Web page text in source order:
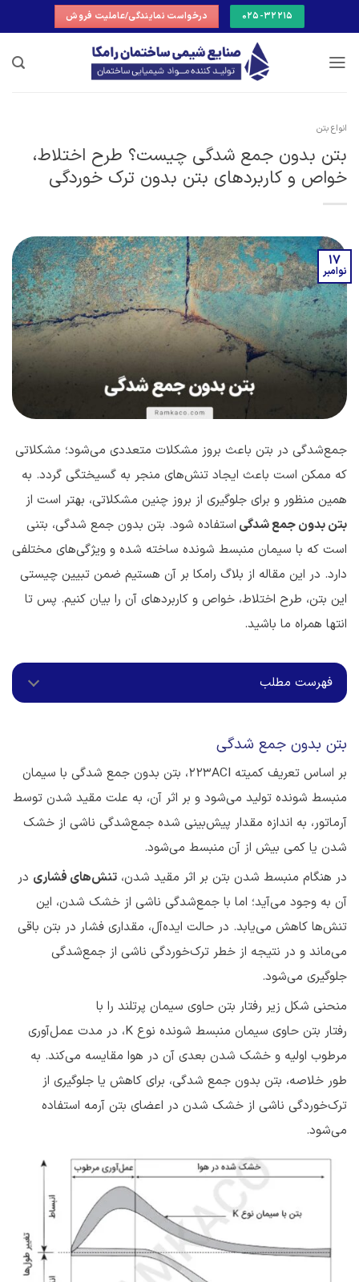
to
025-32215 درخواست نمایندگی/عاملیت فروش
انواع بتن
بتن بدون جمع شدگی چیست؟ طرح اختلاط،
خواص و کاربردهای بتن بدون ترک خوردگی
17
نوامبر
جمع‌شدگی در بتن باعث بروز مشکلات متعددی می‌شود؛ مشکلاتی
که ممکن است باعث ایجاد تنش‌های منجر به گسیختگی گردد. به
همین منظور و برای جلوگیری از بروز چنین مشکلاتی، بهتر است از
بتن بدون جمع شدگی استفاده ‌شود. بتن بدون جمع شدگی، بتنی
است که با سیمان منبسط شونده ساخته شده و ویژگی‌های مختلفی
دارد. در این مقاله از بلاگ رامکا بر آن هستیم ضمن تبیین چیستی
این بتن، طرح اختلاط، خواص و کاربردهای آن را بیان کنیم. پس تا
انتها همراه ما باشید.
فهرست مطلب
بتن بدون جمع شدگی
بر اساس تعریف کمیته ۲۲۳ACI، بتن بدون جمع شدگی با سیمان
منبسط شونده تولید می‌شود و بر اثر آن، به علت مقید شدن توسط
آرماتور، به ‌اندازه مقدار پیش‌بینی شده جمع‌شدگی ناشی از خشک
شدن یا کمی بیش از آن منبسط می‌شود.
در هنگام منبسط شدن بتن بر اثر مقید شدن، تنش‌های فشاری در
آن به وجود می‌آید؛ اما با جمع‌شدگی ناشی از خشک شدن، این
تنش‌ها کاهش می‌یابد. در حالت ایده‌آل، مقداری فشار در بتن باقی
می‌ماند و در نتیجه از خطر ترک‌خوردگی ناشی از جمع‌شدگی
جلوگیری می‌شود.
منحنی شکل زیر رفتار بتن حاوی سیمان پرتلند را با
رفتار بتن حاوی سیمان منبسط شونده نوع K، در مدت عمل‌آوری
مرطوب اولیه و خشک شدن بعدی آن در هوا مقایسه می‌کند. به
طور خلاصه، بتن بدون جمع شدگی، برای کاهش یا جلوگیری از
ترک‌خوردگی ناشی از خشک شدن در اعضای بتن آرمه استفاده
می‌شود.